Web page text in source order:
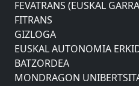
FITRANS
GIZLOGA
EUSKAL AUTONOMIA
BATZORDEA
MONDRAGON